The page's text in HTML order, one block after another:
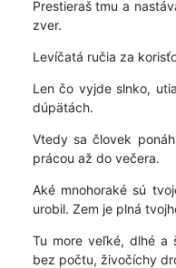
Prestieraš tmu a
zver.
Levíčatá ručia za
Len čo vyjde slnko,
dúpätách.
Vtedy sa človek
prácou až do večera.
Aké mnohoraké sú
urobil. Zem je plná
Tu more veľké, dlhé a
bez počtu, živočíchy